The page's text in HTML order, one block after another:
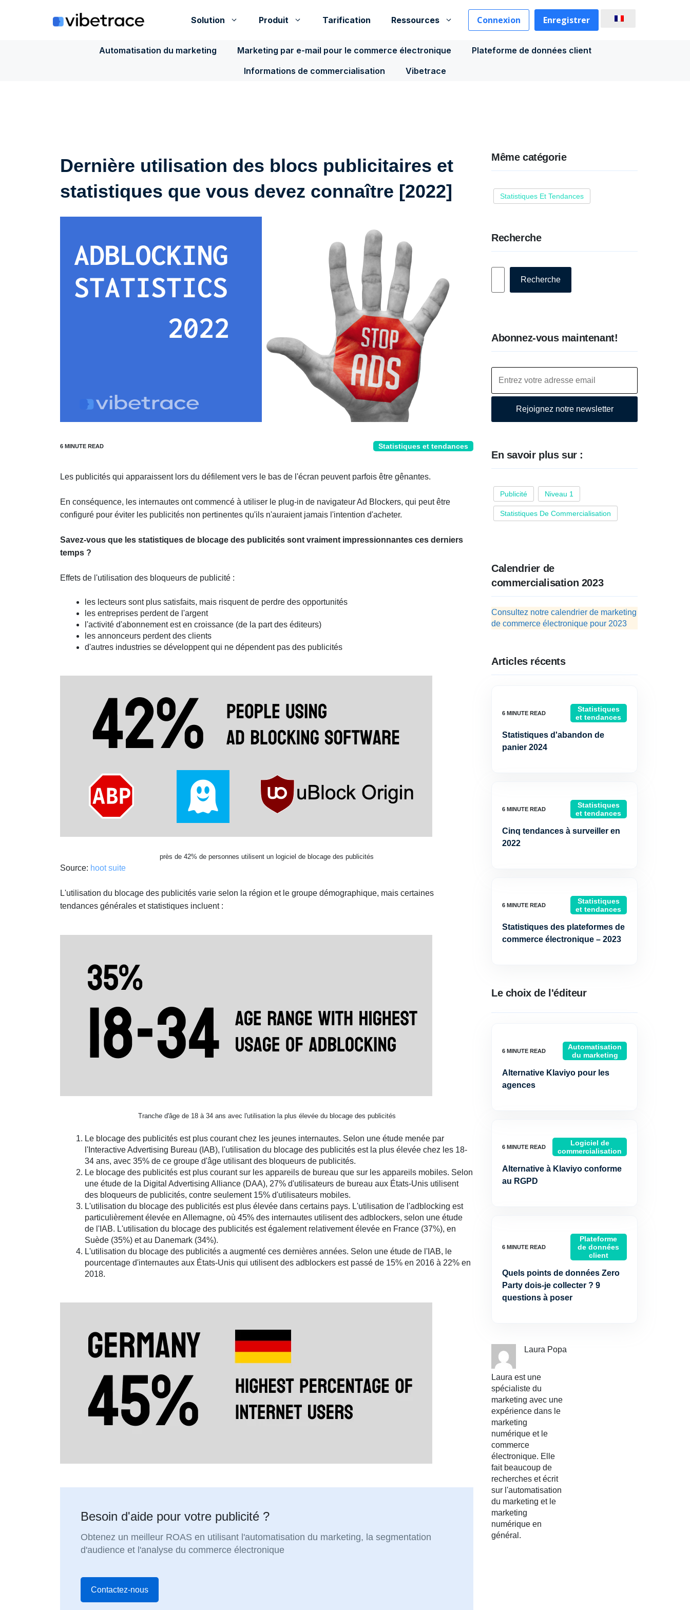
Solution Produit Tarification Ressources Connexion Enregistrer
Automatisation du marketing Marketing par e-mail pour le commerce électronique
Plateforme de données client
Informations de commercialisation
Vibetrace
Dernière utilisation des blocs publicitaires et
statistiques que vous devez connaître [2022]
Statistiques et tendances
Les publicités qui apparaissent lors du défilement vers le bas de l'écran peuvent parfois être gênantes.
En conséquence, les internautes ont commencé à utiliser le plug-in de navigateur Ad Blockers, qui peut être
configuré pour éviter les publicités non pertinentes qu'ils n'auraient jamais l'intention d'acheter.
Savez-vous que les statistiques de blocage des publicités sont vraiment impressionnantes ces derniers
temps ?
Effets de l'utilisation des bloqueurs de publicité :
les lecteurs sont plus satisfaits, mais risquent de perdre des opportunités
les entreprises perdent de l'argent
l'activité d'abonnement est en croissance (de la part des éditeurs)
les annonceurs perdent des clients
d'autres industries se développent qui ne dépendent pas des publicités
près de 42% de personnes utilisent un logiciel de blocage des publicités
Source: hoot suite
L'utilisation du blocage des publicités varie selon la région et le groupe démographique, mais certaines
tendances générales et statistiques incluent :
Tranche d'âge de 18 à 34 ans avec l'utilisation la plus élevée du blocage des publicités
Le blocage des publicités est plus courant chez les jeunes internautes. Selon une étude menée par
l'Interactive Advertising Bureau (IAB), l'utilisation du blocage des publicités est la plus élevée chez les 18-
34 ans, avec 35% de ce groupe d'âge utilisant des bloqueurs de publicités.
Le blocage des publicités est plus courant sur les appareils de bureau que sur les appareils mobiles. Selon
une étude de la Digital Advertising Alliance (DAA), 27% d'utilisateurs de bureau aux États-Unis utilisent
des bloqueurs de publicités, contre seulement 15% d'utilisateurs mobiles.
L'utilisation du blocage des publicités est plus élevée dans certains pays. L'utilisation de l'adblocking est
particulièrement élevée en Allemagne, où 45% des internautes utilisent des adblockers, selon une étude
de l'IAB. L'utilisation du blocage des publicités est également relativement élevée en France (37%), en
Suède (35%) et au Danemark (34%).
L'utilisation du blocage des publicités a augmenté ces dernières années. Selon une étude de l'IAB, le
pourcentage d'internautes aux États-Unis qui utilisent des adblockers est passé de 15% en 2016 à 22% en
2018.
Besoin d'aide pour votre publicité ?
Obtenez un meilleur ROAS en utilisant l'automatisation du marketing, la segmentation
d'audience et l'analyse du commerce électronique
Contactez-nous
Même catégorie
Statistiques Et Tendances
Recherche
Recherche
Abonnez-vous maintenant!
Rejoignez notre newsletter
En savoir plus sur :
Publicité Niveau 1
Statistiques De Commercialisation
Calendrier de
commercialisation 2023
Consultez notre calendrier de marketing
de commerce électronique pour 2023
Articles récents
Statistiques
et tendances
Statistiques d'abandon de
panier 2024
Statistiques
et tendances
Cinq tendances à surveiller en
2022
Statistiques
et tendances
Statistiques des plateformes de
commerce électronique – 2023
Le choix de l'éditeur
Automatisation
du marketing
Alternative Klaviyo pour les
agences
Logiciel de
commercialisation
Alternative à Klaviyo conforme
au RGPD
Plateforme
de données
client
Quels points de données Zero
Party dois-je collecter ? 9
questions à poser
Laura Popa
Laura est une
spécialiste du
marketing avec une
expérience dans le
marketing
numérique et le
commerce
électronique. Elle
fait beaucoup de
recherches et écrit
sur l'automatisation
du marketing et le
marketing
numérique en
général.